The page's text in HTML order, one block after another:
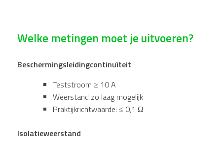
Welke metingen moet je uitvoeren?
Beschermingsleidingcontinuïteit
Teststroom ≥ 10 A
Weerstand zo laag mogelijk
Praktijkrichtwaarde: ≤ 0,1 Ω
Isolatieweerstand